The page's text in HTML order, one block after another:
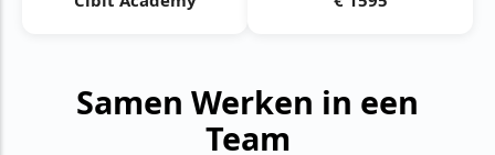
Samen Werken in een
Team